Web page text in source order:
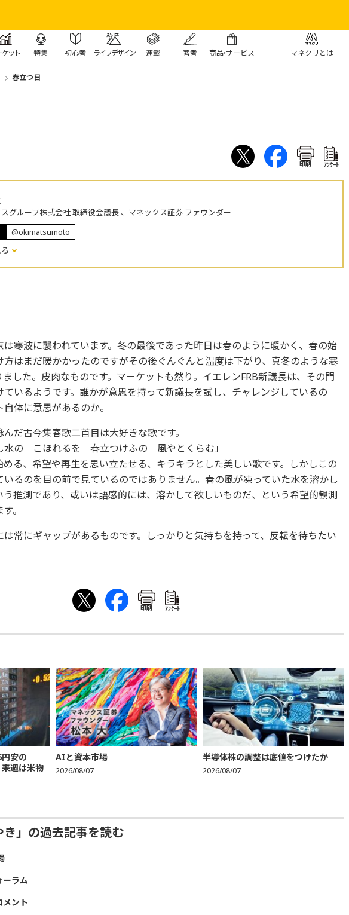
ケット 特集 初心者 ライフデザイン 連載 著者 商品・サービス マネクリとは
春立つ日
印刷 ｱﾝｹｰﾄ
グループ株式会社 取締役会議長 、マネックス証券 ファウンダー
@okimatsumoto
寒波に襲われています。冬の最後であった昨日は春のように暖かく、春の始
方はまだ暖かかったのですがその後ぐんぐんと温度は下がり、真冬のような寒
した。皮肉なものです。マーケットも然り。イエレンFRB新議長は、その門
いるようです。誰かが意思を持って新議長を試し、チャレンジしているの
体に意思があるのか。
だ古今集春歌二首目は大好きな歌です。
水の こほれるを 春立つけふの 風やとくらむ」
る、希望や再生を思い立たせる、キラキラとした美しい歌です。しかしこの
るのを目の前で見ているのではありません。春の風が凍っていた水を溶かし
推測であり、或いは語感的には、溶かして欲しいものだ、という希望的観測
。
常にギャップがあるものです。しっかりと気持ちを持って、反転を待ちたい
印刷 ｱﾝｹｰﾄ
円安の
週は米物
AIと資本市場
2026/08/07
半導体株の調整は底値をつけたか
2026/08/07
き」の過去記事を読む
ーラム
メント